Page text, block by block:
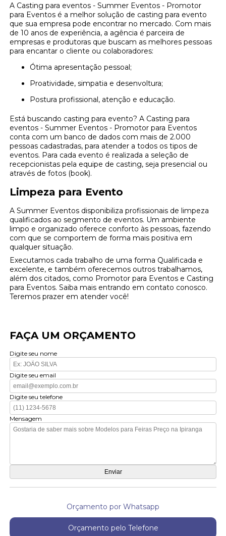
A Casting para eventos - Summer Eventos - Promotor
para Eventos é a melhor solução de casting para evento
que sua empresa pode encontrar no mercado. Com mais
de 10 anos de experiência, a agência é parceira de
empresas e produtoras que buscam as melhores pessoas
para encantar o cliente ou colaboradores:
Ótima apresentação pessoal;
Proatividade, simpatia e desenvoltura;
Postura profissional, atenção e educação.
Está buscando casting para evento? A Casting para
eventos - Summer Eventos - Promotor para Eventos
conta com um banco de dados com mais de 2.000
pessoas cadastradas, para atender a todos os tipos de
eventos. Para cada evento é realizada a seleção de
recepcionistas pela equipe de casting, seja presencial ou
através de fotos (book).
Limpeza para Evento
A Summer Eventos disponibiliza profissionais de limpeza
qualificados ao segmento de eventos. Um ambiente
limpo e organizado oferece conforto às pessoas, fazendo
com que se comportem de forma mais positiva em
qualquer situação.
Executamos cada trabalho de uma forma Qualificada e
excelente, e também oferecemos outros trabalhamos,
além dos citados, como Promotor para Eventos e Casting
para Eventos. Saiba mais entrando em contato conosco.
Teremos prazer em atender você!
FAÇA UM ORÇAMENTO
Digite seu nome
Digite seu email
Digite seu telefone
Mensagem
Orçamento por Whatsapp
Orçamento pelo Telefone